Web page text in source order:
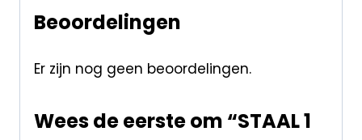
Beoordelingen
Er zijn nog geen beoordelingen.
Wees de eerste om “STAAL 1